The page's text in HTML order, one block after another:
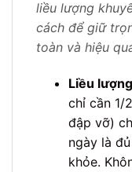
liều lượng
cách để giữ
toàn và hiệu
Liều
chỉ cần 1/
đập vỡ)
ngày là
khỏe.